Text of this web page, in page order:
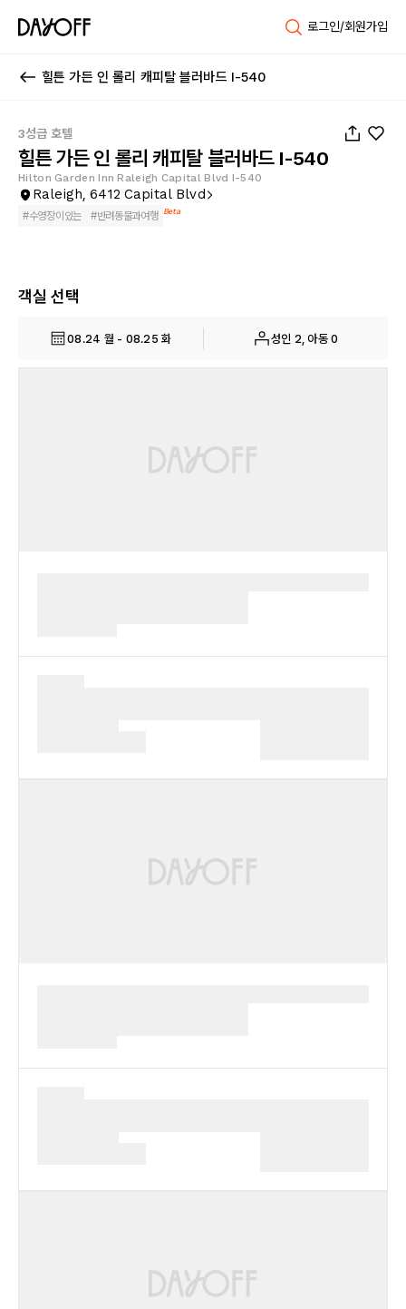
로그인/회원가입
힐튼 가든 인 롤리 캐피탈 블러바드 I-540
3성급 호텔
힐튼 가든 인 롤리 캐피탈 블러바드 I-540
Hilton Garden Inn Raleigh Capital Blvd I-540
Raleigh, 6412 Capital Blvd
#수영장이있는 #반려동물과여행 Beta
객실 선택
08.24 월 - 08.25 화 성인 2, 아동 0